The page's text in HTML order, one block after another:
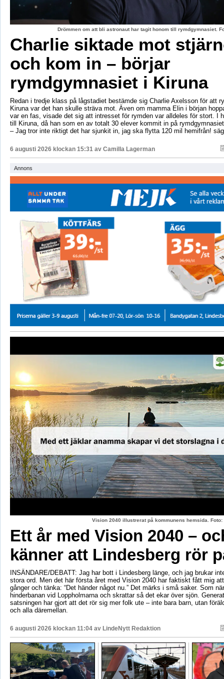
Drömmen om att bli astronaut har tagit honom till rymdgymnasiet.
Charlie siktade mot
och kom in – börjar
rymdgymnasiet i Kiruna
Redan i tredje klass på lågstadiet bestämde sig Charlie Axelsson för att
Kiruna var det han skulle sträva mot. Även om mamma Elin i början
var en fas, visade det sig att intresset för rymden var alldeles för stort. I
till Kiruna, då han som en av totalt 30 elever kommit in på
– Jag tror inte riktigt det har sjunkit in, jag ska flytta 120 mil hemifrån!
6 augusti 2026 klockan 15:31 av Camilla Lagerman
Annons
Vision 2040 illustrerat på kommunens hemsida.
Ett år med Vision 2040 –
känner att Lindesberg rör
INSÄNDARE/DEBATT: Jag har bott i Lindesberg länge, och jag brukar
stora ord. Men det här första året med Vision 2040 har faktiskt fått mig
gånger och tänka: “Det händer något nu.” Det märks i små saker. Som
hinderbanan vid Loppholmarna och skrattar så det ekar över sjön.
satsningen har gjort att det rör sig mer folk ute – inte bara barn, utan
och alla däremellan.
6 augusti 2026 klockan 11:04 av LindeNytt Redaktion